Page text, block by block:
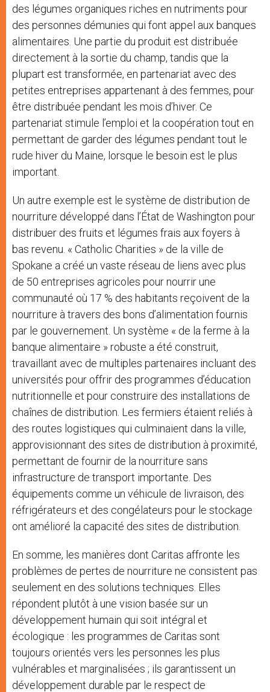
des légumes organiques riches en nutriments pour
des personnes démunies qui font appel aux banques
alimentaires. Une partie du produit est distribuée
directement à la sortie du champ, tandis que la
plupart est transformée, en partenariat avec des
petites entreprises appartenant à des femmes, pour
être distribuée pendant les mois d’hiver. Ce
partenariat stimule l’emploi et la coopération tout en
permettant de garder des légumes pendant tout le
rude hiver du Maine, lorsque le besoin est le plus
important.
Un autre exemple est le système de distribution de
nourriture développé dans l’État de Washington pour
distribuer des fruits et légumes frais aux foyers à
bas revenu. « Catholic Charities » de la ville de
Spokane a créé un vaste réseau de liens avec plus
de 50 entreprises agricoles pour nourrir une
communauté où 17 % des habitants reçoivent de la
nourriture à travers des bons d’alimentation fournis
par le gouvernement. Un système « de la ferme à la
banque alimentaire » robuste a été construit,
travaillant avec de multiples partenaires incluant des
universités pour offrir des programmes d’éducation
nutritionnelle et pour construire des installations de
chaînes de distribution. Les fermiers étaient reliés à
des routes logistiques qui culminaient dans la ville,
approvisionnant des sites de distribution à proximité,
permettant de fournir de la nourriture sans
infrastructure de transport importante. Des
équipements comme un véhicule de livraison, des
réfrigérateurs et des congélateurs pour le stockage
ont amélioré la capacité des sites de distribution.
En somme, les manières dont Caritas affronte les
problèmes de pertes de nourriture ne consistent pas
seulement en des solutions techniques. Elles
répondent plutôt à une vision basée sur un
développement humain qui soit intégral et
écologique : les programmes de Caritas sont
toujours orientés vers les personnes les plus
vulnérables et marginalisées ; ils garantissent un
développement durable par le respect de